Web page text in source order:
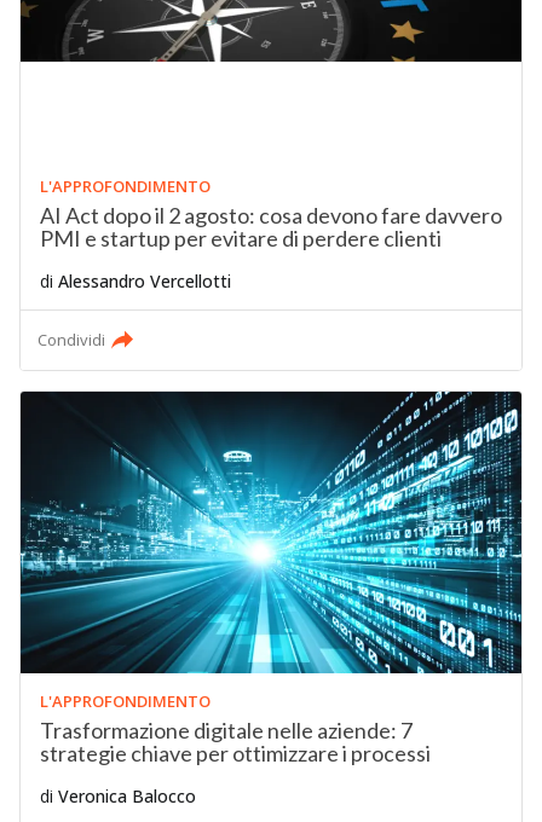
L'APPROFONDIMENTO
AI Act dopo il 2 agosto: cosa devono fare davvero
PMI e startup per evitare di perdere clienti
di Alessandro Vercellotti
Condividi
L'APPROFONDIMENTO
Trasformazione digitale nelle aziende: 7
strategie chiave per ottimizzare i processi
di Veronica Balocco